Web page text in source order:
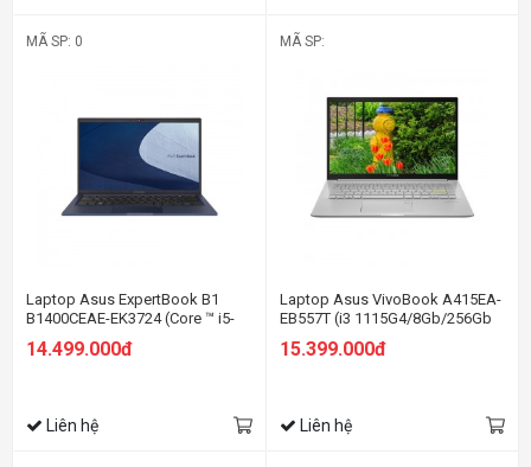
MÃ SP: 0
Laptop Asus ExpertBook B1
B1400CEAE-EK3724 (Core ™ i5-
Xe | 14.0-inch FHD | Endless |
14.499.000đ
Liên hệ
MÃ SP:
Laptop Asus VivoBook A415EA-
EB557T (i3 1115G4/8Gb/256Gb
15.399.000đ
Liên hệ